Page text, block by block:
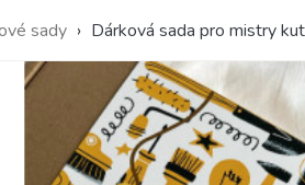
sady › Dárková sada pro mistry